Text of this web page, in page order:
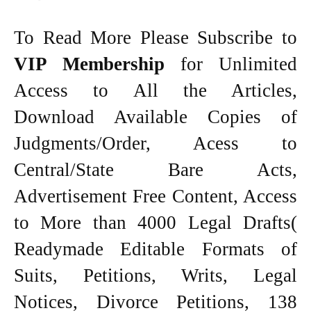
To Read More Please Subscribe to
VIP Membership for Unlimited
Access to All the Articles,
Download Available Copies of
Judgments/Order, Acess to
Central/State Bare Acts,
Advertisement Free Content, Access
to More than 4000 Legal Drafts(
Readymade Editable Formats of
Suits, Petitions, Writs, Legal
Notices, Divorce Petitions, 138